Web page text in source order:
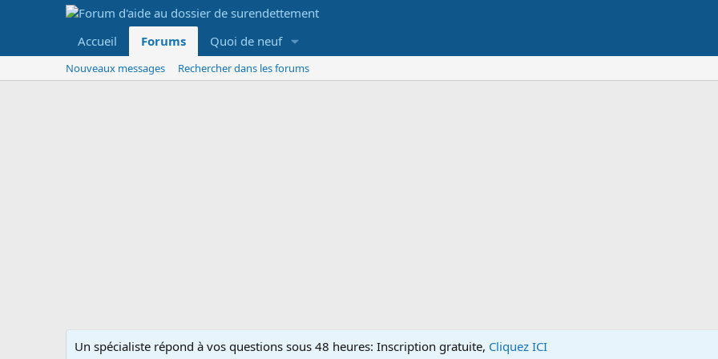
Accueil Forums Quoi de neuf
Nouveaux messages Rechercher dans les forums
Un spécialiste répond à vos questions sous 48 heures: Inscription gratuite, Cliquez ICI